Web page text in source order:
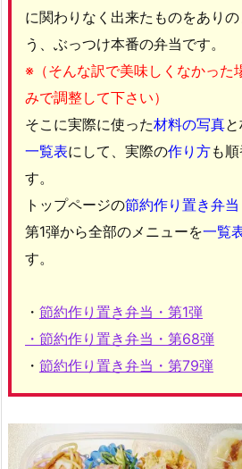
に関わりなく出来たものをあり
う、ぶっつけ本番の弁当です。
※（そんな訳で美味しくなかった
みで調整して下さい）
そこに実際に使った材料の写真
一覧表にして、実際の作り方も
す。
トップページの節約作り置き弁
第1弾から全部のメニューを一覧
す。
・ 節約作り置き弁当・第1弾
・節約作り置き弁当・第68弾
・ 節約作り置き弁当・第79弾